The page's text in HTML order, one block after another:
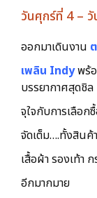
วันศุกร์ที่ 4 –
ออกมาเดินงาน
เพลิน Indyพร้อ
บรรยากาศสุดชิล
จุใจกับการเลือก
จัดเต็ม….ทั้งสิน
เสื้อผ้า รองเท้า
อีกมากมาย